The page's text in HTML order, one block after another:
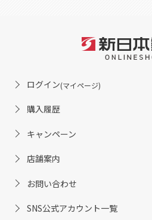
ログイン(マイページ)
購入履歴
キャンペーン
店舗案内
お問い合わせ
SNS公式アカウント一覧